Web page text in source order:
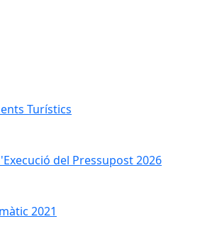
Turístics
del Pressupost 2026
2021